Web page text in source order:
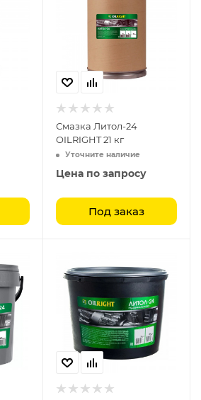
Смазка Литол-24
OILRIGHT 21 кг
Уточните наличие
Цена по запросу
Под заказ